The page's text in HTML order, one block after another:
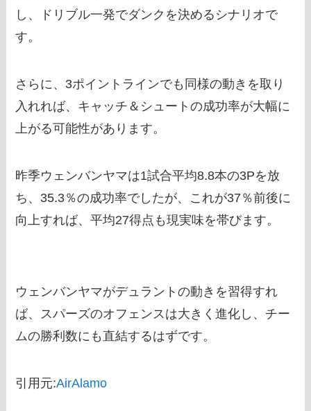
し、ドリブル一発でダンクを決めるシナリオで
す。
さらに、3ポイントラインでも同様の動きを取り
入れれば、キャッチ＆シュートの成功率が大幅に
上がる可能性があります。
昨季ウェンバンヤマは1試合平均8.8本の3Pを放
ち、35.3％の成功率でしたが、これが37％前後に
向上すれば、平均27得点も現実味を帯びます。
ウェンバンヤマがデュラントの動きを習得すれ
ば、スパーズのオフェンスは大きく進化し、チー
ムの勝利数にも直結するはずです。
引用元:AirAlamo